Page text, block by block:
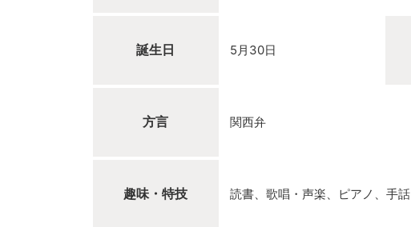
誕生日 5月30日
方言 関西弁
趣味・特技 読書、歌唱・声楽、ピアノ、手話